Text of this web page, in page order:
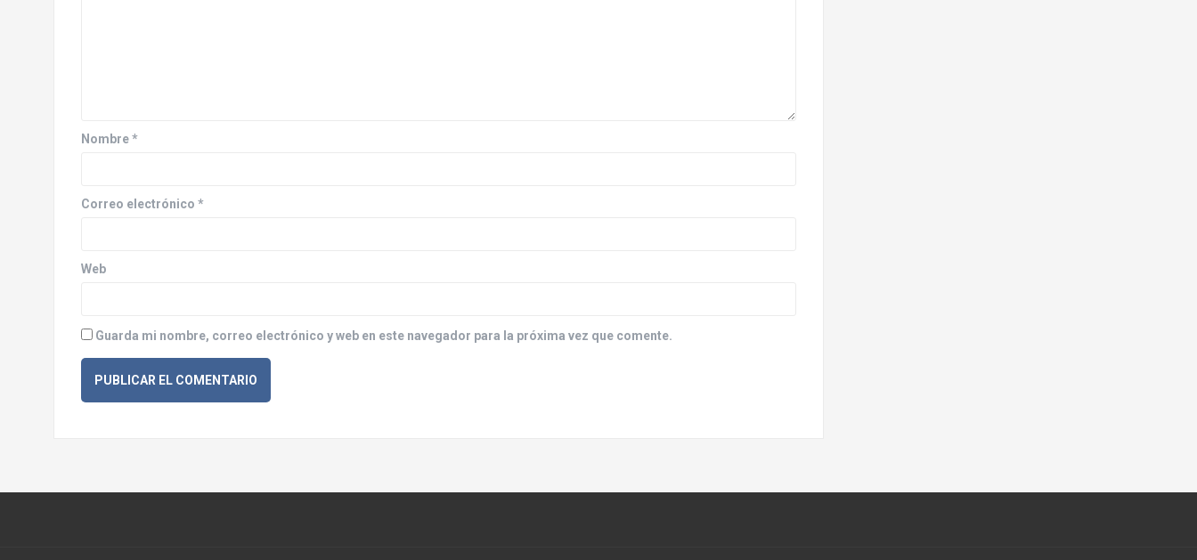
d
e
n
t
r
a
d
Nombre*
Correo electrónico *
Web
Guarda mi nombre, correo electrónico y web en este navegador para la próxima vez que comente.